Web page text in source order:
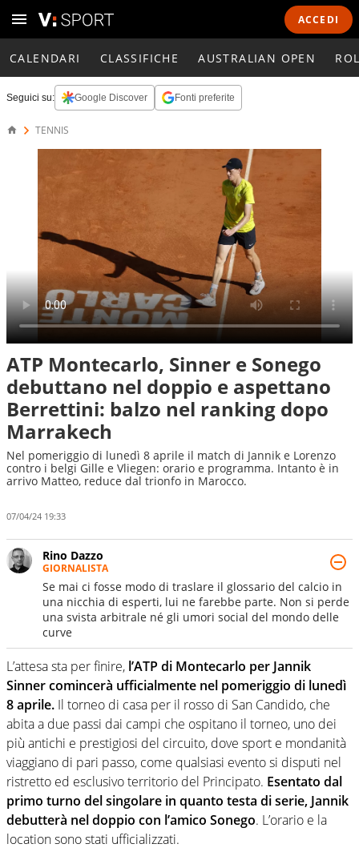
ACCEDI
CALENDARI CLASSIFICHE AUSTRALIAN OPEN
Seguici su: Google Discover Fonti preferite
TENNIS
ATP Montecarlo, Sinner e Sonego
debuttano nel doppio e aspettano
Berrettini: balzo nel ranking dopo
Marrakech
Nel pomeriggio di lunedì 8 aprile il match di Jannik e Lorenzo
contro i belgi Gille e Vliegen: orario e programma. Intanto è in
arrivo Matteo, reduce dal trionfo in Marocco.
07/04/24 19:33
Rino Dazzo
GIORNALISTA
Se mai ci fosse modo di traslare il glossario del calcio in
una nicchia di esperti, lui ne farebbe parte. Non si perde
una svista arbitrale né gli umori social del mondo delle
curve
L’attesa sta per finire, l’ATP di Montecarlo per Jannik
Sinner comincerà ufficialmente nel pomeriggio di lunedì
8 aprile. Il torneo di casa per il rosso di San Candido, che
abita a due passi dai campi che ospitano il torneo, uno dei
più antichi e prestigiosi del circuito, dove sport e mondanità
viaggiano di pari passo, come qualsiasi evento si disputi nel
ristretto ed esclusivo territorio del Principato. Esentato dal
primo turno del singolare in quanto testa di serie, Jannik
debutterà nel doppio con l’amico Sonego. L’orario e la
location sono stati ufficializzati.